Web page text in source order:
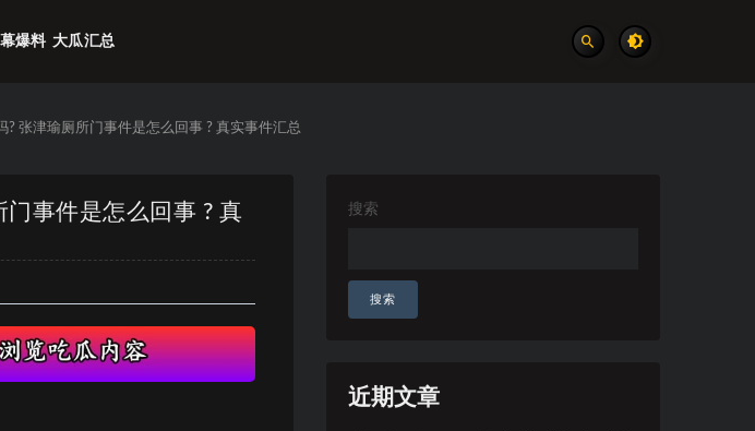
爆料 大瓜汇总
张津瑜厕所门事件是怎么回事 ? 真实事件汇总
事件是怎么回事 ? 真
搜索
搜索
近期文章